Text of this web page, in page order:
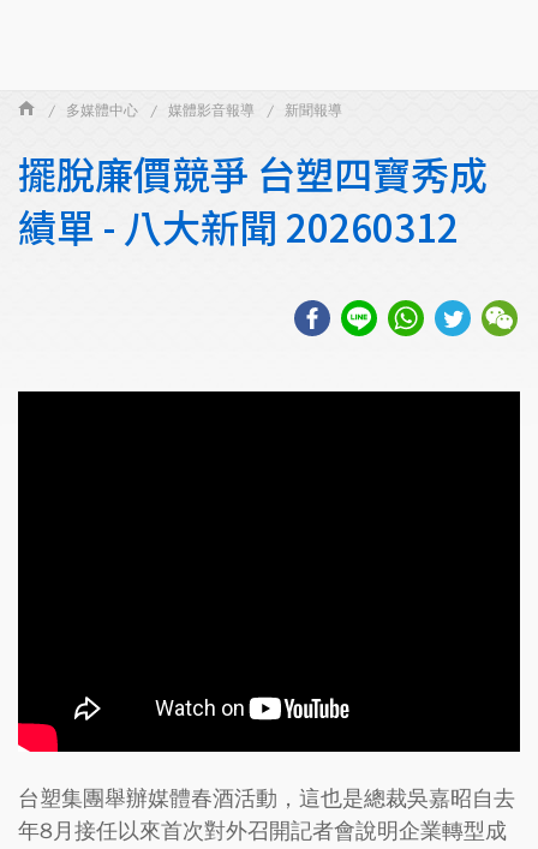
多媒體中心 媒體影音報導 新聞報導
擺脫廉價競爭 台塑四寶秀成
績單 - 八大新聞 20260312
台塑集團舉辦媒體春酒活動，這也是總裁吳嘉昭自去
年8月接任以來首次對外召開記者會說明企業轉型成